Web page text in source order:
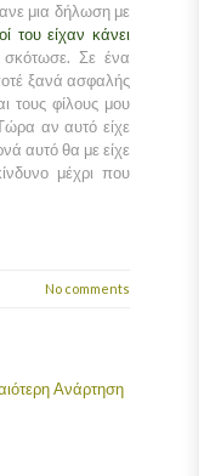
μια δήλωση με
του είχαν κάνει
Σε ένα
ξανά ασφαλής
τους φίλους μου
αν αυτό είχε
αυτό θα με είχε
μέχρι που
No comments
Ανάρτηση